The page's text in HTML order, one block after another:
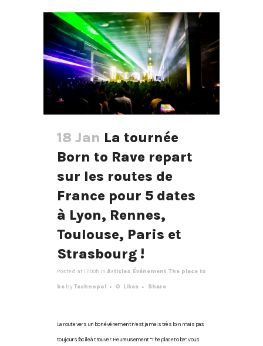
18 Jan La tournée
Born to Rave repart
sur les routes de
France pour 5 dates
à Lyon, Rennes,
Toulouse, Paris et
Strasbourg !
Posted at 17:00h in Articles, Événement,The place to
be byTechnopol 0 Likes Share
La route vers un bon événement n’est jamais très loin mais pas
toujours facile à trouver. Heureusement “The place to be” vous